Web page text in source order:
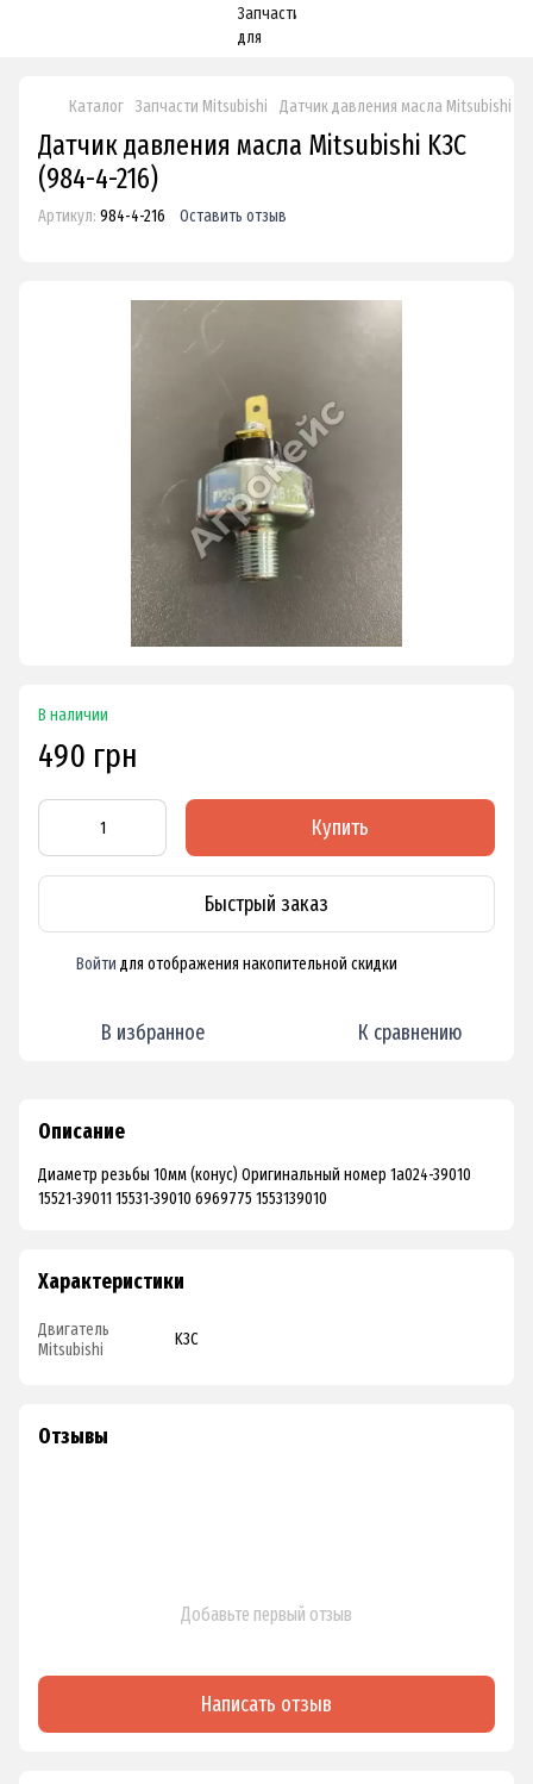
Каталог Запчасти Mitsubishi Датчик давления масла Mitsubishi
Датчик давления масла Mitsubishi K3C
(984-4-216)
Артикул: 984-4-216 Оставить отзыв
В наличии
490 грн
Купить
Быстрый заказ
Войти для отображения накопительной скидки
В избранное К сравнению
Описание
Диаметр резьбы 10мм (конус) Оригинальный номер 1a024-39010
15521-39011 15531-39010 6969775 1553139010
Характеристики
Двигатель
Mitsubishi
K3C
Отзывы
Добавьте первый отзыв
Написать отзыв